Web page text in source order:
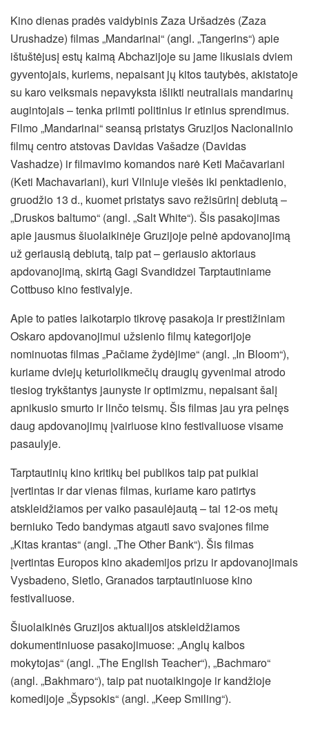
Kino dienas pradės vaidybinis Zaza Uršadzės (Zaza
Urushadze) filmas „Mandarinai“ (angl. „Tangerins“) apie
ištuštėjusį estų kaimą Abchazijoje su jame likusiais dviem
gyventojais, kuriems, nepaisant jų kitos tautybės, akistatoje
su karo veiksmais nepavyksta išlikti neutraliais mandarinų
augintojais – tenka priimti politinius ir etinius sprendimus.
Filmo „Mandarinai“ seansą pristatys Gruzijos Nacionalinio
filmų centro atstovas Davidas Vašadze (Davidas
Vashadze) ir filmavimo komandos narė Keti Mačavariani
(Keti Machavariani), kuri Vilniuje viešės iki penktadienio,
gruodžio 13 d., kuomet pristatys savo režisūrinį debiutą –
„Druskos baltumo“ (angl. „Salt White“). Šis pasakojimas
apie jausmus šiuolaikinėje Gruzijoje pelnė apdovanojimą
už geriausią debiutą, taip pat – geriausio aktoriaus
apdovanojimą, skirtą Gagi Svandidzei Tarptautiniame
Cottbuso kino festivalyje.
Apie to paties laikotarpio tikrovę pasakoja ir prestižiniam
Oskaro apdovanojimui užsienio filmų kategorijoje
nominuotas filmas „Pačiame žydėjime“ (angl. „In Bloom“),
kuriame dviejų keturiolikmečių draugių gyvenimai atrodo
tiesiog trykštantys jaunyste ir optimizmu, nepaisant šalį
apnikusio smurto ir linčo teismų. Šis filmas jau yra pelnęs
daug apdovanojimų įvairiuose kino festivaliuose visame
pasaulyje.
Tarptautinių kino kritikų bei publikos taip pat puikiai
įvertintas ir dar vienas filmas, kuriame karo patirtys
atskleidžiamos per vaiko pasaulėjautą – tai 12-os metų
berniuko Tedo bandymas atgauti savo svajones filme
„Kitas krantas“ (angl. „The Other Bank“). Šis filmas
įvertintas Europos kino akademijos prizu ir apdovanojimais
Vysbadeno, Sietlo, Granados tarptautiniuose kino
festivaliuose.
Šiuolaikinės Gruzijos aktualijos atskleidžiamos
dokumentiniuose pasakojimuose: „Anglų kalbos
mokytojas“ (angl. „The English Teacher“), „Bachmaro“
(angl. „Bakhmaro“), taip pat nuotaikingoje ir kandžioje
komedijoje „Šypsokis“ (angl. „Keep Smiling“).